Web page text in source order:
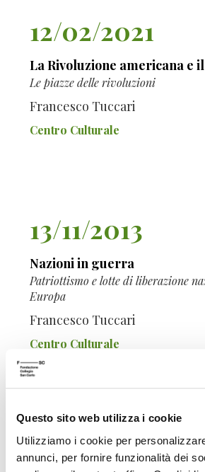
Questo sito web utilizza i cookie
Utilizziamo i cookie per
annunci, per fornire funzionalità dei
12/02/2021
La Rivoluzione americana e
Le piazze delle rivoluzioni
Francesco Tuccari
Centro Culturale
13/11/2013
Nazioni in guerra
Patriottismo e lotte di liberazione
Europa
Francesco Tuccari
Centro Culturale
10/11/2010
Ascesa e caduta dello Stato-